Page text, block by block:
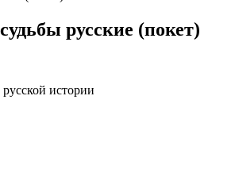
русские (покет)
истории